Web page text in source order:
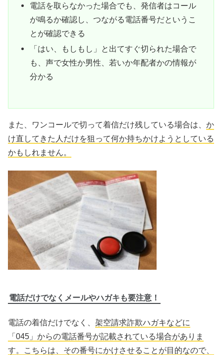
電話を取らなかった場合でも、発信者はコール
が鳴るか確認し、つながる電話番号だというこ
とが確認できる
「はい、もしもし」と出てすぐ切られた場合で
も、声で女性か男性、若いか年配者かの情報が
分かる
また、ワンコールで切って着信だけ残している場合は、 か
け直してきた人だけを狙って何か持ちかけようとしている
かもしれません。
電話だけでなくメールやハガキも要注意！
電話の着信だけでなく、 架空請求詐欺ハガキなどに
「045」からの電話番号が記載されている場合がありま
す。こちらは、その番号にかけさせることが目的なので、